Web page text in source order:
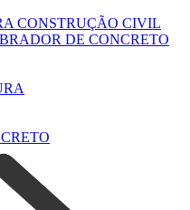
CONSTRUÇÃO CIVIL
DE CONCRETO